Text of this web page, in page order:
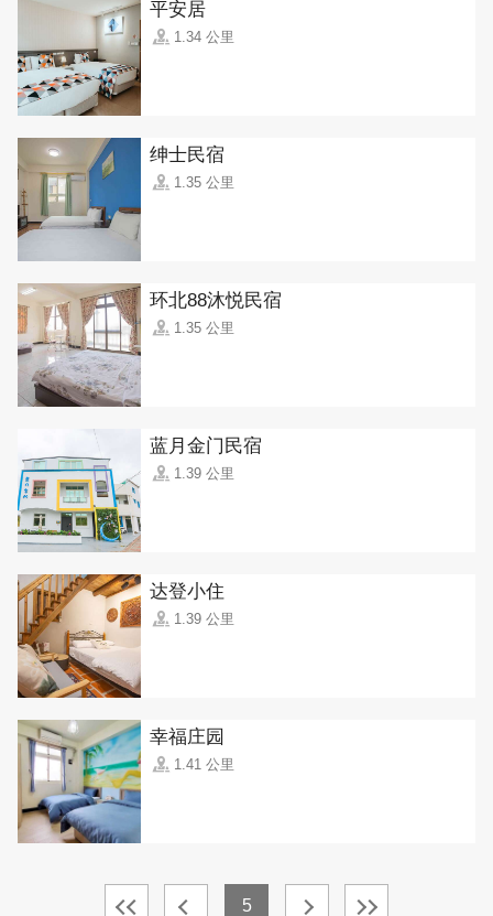
平安居
1.34 公里
绅士民宿
1.35 公里
环北88沐悦民宿
1.35 公里
蓝月金门民宿
1.39 公里
达登小住
1.39 公里
幸福庄园
1.41 公里
5